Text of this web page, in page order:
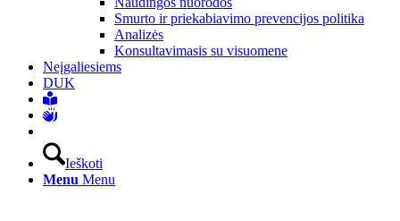
Smurto ir priekabiavimo prevencijos politika
Analizės
Konsultavimasis su visuomene
Neįgaliesiems
DUK
Ieškoti
Menu Menu